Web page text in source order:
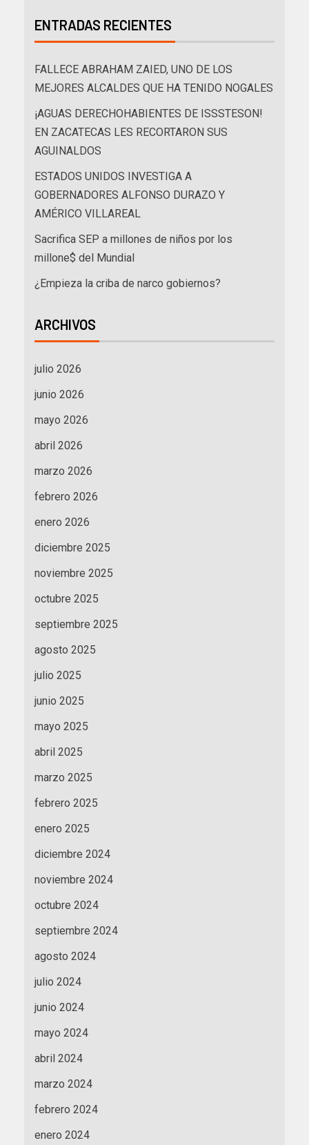
ENTRADAS RECIENTES
FALLECE ABRAHAM ZAIED, UNO DE LOS
MEJORES ALCALDES QUE HA TENIDO NOGALES
¡AGUAS DERECHOHABIENTES DE ISSSTESON!
EN ZACATECAS LES RECORTARON SUS
AGUINALDOS
ESTADOS UNIDOS INVESTIGA A
GOBERNADORES ALFONSO DURAZO Y
AMÉRICO VILLAREAL
Sacrifica SEP a millones de niños por los
millone$ del Mundial
¿Empieza la criba de narco gobiernos?
ARCHIVOS
julio 2026
junio 2026
mayo 2026
abril 2026
marzo 2026
febrero 2026
enero 2026
diciembre 2025
noviembre 2025
octubre 2025
septiembre 2025
agosto 2025
julio 2025
junio 2025
mayo 2025
abril 2025
marzo 2025
febrero 2025
enero 2025
diciembre 2024
noviembre 2024
octubre 2024
septiembre 2024
agosto 2024
julio 2024
junio 2024
mayo 2024
abril 2024
marzo 2024
febrero 2024
enero 2024